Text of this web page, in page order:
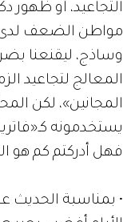
التجاعيد، أو ظهور
مواطن الضعف لدى
وساذج، ليقنعنا
المعالج لتجاعيد
المجانين»، لكن
يستخدمونه
فهل أدركتم كم هو
• بمناسبة الحديث